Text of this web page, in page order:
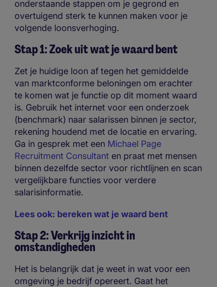
onderstaande stappen om je gegrond en
overtuigend sterk te kunnen maken voor je
volgende loonsverhoging.
Stap 1: Zoek uit wat je waard bent
Zet je huidige loon af tegen het gemiddelde
van marktconforme beloningen om erachter
te komen wat je functie op dit moment waard
is. Gebruik het internet voor een onderzoek
(benchmark) naar salarissen binnen je sector,
rekening houdend met de locatie en ervaring.
Ga in gesprek met een Michael Page
Recruitment Consultant en praat met mensen
binnen dezelfde sector voor richtlijnen en scan
vergelijkbare functies voor verdere
salarisinformatie.
Lees ook: bereken wat je waard bent
Stap 2: Verkrijg inzicht in
omstandigheden
Het is belangrijk dat je weet in wat voor een
omgeving je bedrijf opereert. Gaat het